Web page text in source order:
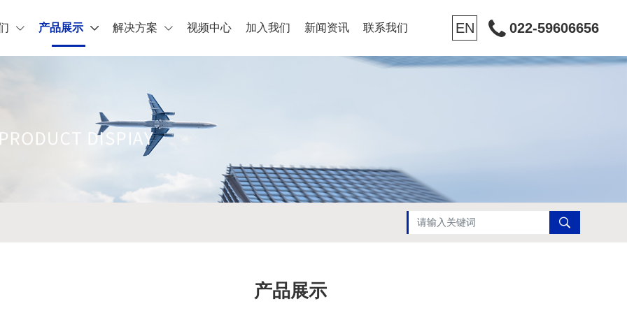
产品展示 解决方案 视频中心 加入我们 新闻资讯 联系我们 EN 022-59606656
产品展示